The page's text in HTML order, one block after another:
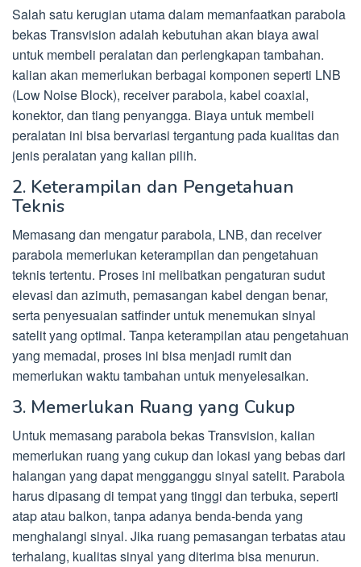
Salah satu kerugian utama dalam memanfaatkan parabola
bekas Transvision adalah kebutuhan akan biaya awal
untuk membeli peralatan dan perlengkapan tambahan.
kalian akan memerlukan berbagai komponen seperti LNB
(Low Noise Block), receiver parabola, kabel coaxial,
konektor, dan tiang penyangga. Biaya untuk membeli
peralatan ini bisa bervariasi tergantung pada kualitas dan
jenis peralatan yang kalian pilih.
2. Keterampilan dan Pengetahuan
Teknis
Memasang dan mengatur parabola, LNB, dan receiver
parabola memerlukan keterampilan dan pengetahuan
teknis tertentu. Proses ini melibatkan pengaturan sudut
elevasi dan azimuth, pemasangan kabel dengan benar,
serta penyesuaian satfinder untuk menemukan sinyal
satelit yang optimal. Tanpa keterampilan atau pengetahuan
yang memadai, proses ini bisa menjadi rumit dan
memerlukan waktu tambahan untuk menyelesaikan.
3. Memerlukan Ruang yang Cukup
Untuk memasang parabola bekas Transvision, kalian
memerlukan ruang yang cukup dan lokasi yang bebas dari
halangan yang dapat mengganggu sinyal satelit. Parabola
harus dipasang di tempat yang tinggi dan terbuka, seperti
atap atau balkon, tanpa adanya benda-benda yang
menghalangi sinyal. Jika ruang pemasangan terbatas atau
terhalang, kualitas sinyal yang diterima bisa menurun.